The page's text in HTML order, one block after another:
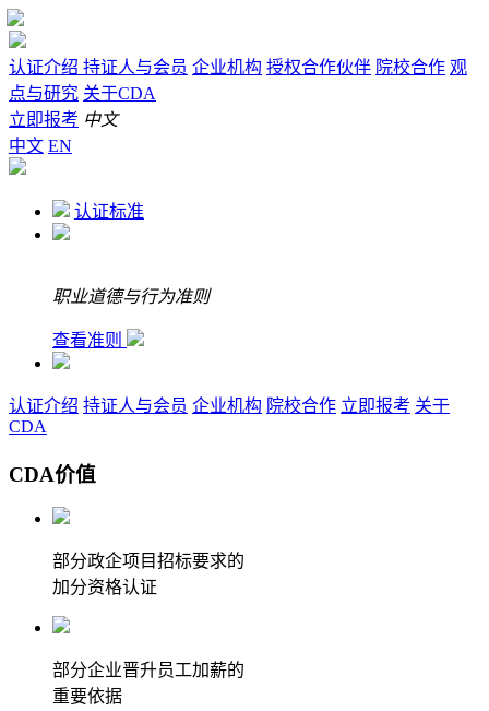
认证介绍 持证人与会员 企业机构 授权合作伙伴 院校合作 观
点与研究 关于CDA
立即报考 中文
中文 EN
认证标准
职业道德与行为准则
查看准则
认证介绍 持证人与会员 企业机构 院校合作 立即报考 关于
CDA
CDA价值
部分政企项目招标要求的
加分资格认证
部分企业晋升员工加薪的
重要依据